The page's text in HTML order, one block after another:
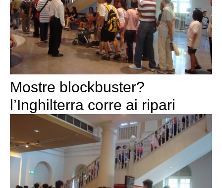
Mostre blockbuster?
l’Inghilterra corre ai ripari